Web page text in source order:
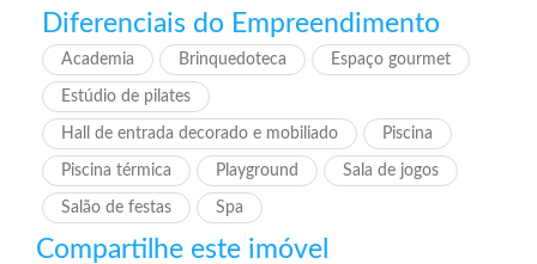
Diferenciais do Empreendimento
Academia Brinquedoteca Espaço gourmet
Estúdio de pilates
Hall de entrada decorado e mobiliado Piscina
Piscina térmica Playground Sala de jogos
Salão de festas Spa
Compartilhe este imóvel